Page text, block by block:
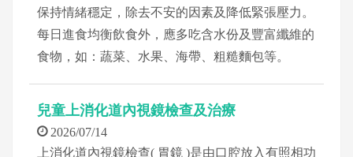
保持情緒穩定，除去不安的因素及降低緊張壓力。
每日進食均衡飲食外，應多吃含水份及豐富纖維的
食物，如：蔬菜、水果、海帶、粗糙麵包等。
兒童上消化道內視鏡檢查及治療
2026/07/14
上消化道內視鏡檢查( 胃鏡 )是由口腔放入有照相功